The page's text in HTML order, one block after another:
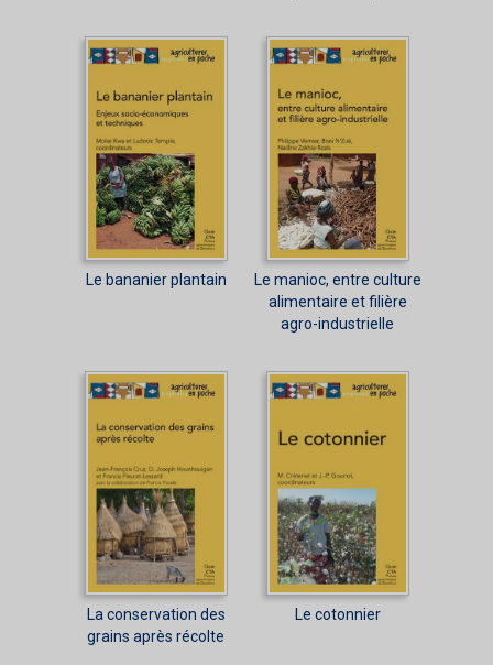
Le bananier plantain
Le manioc, entre culture
alimentaire et filière
agro-industrielle
La conservation des
grains après récolte
Le cotonnier